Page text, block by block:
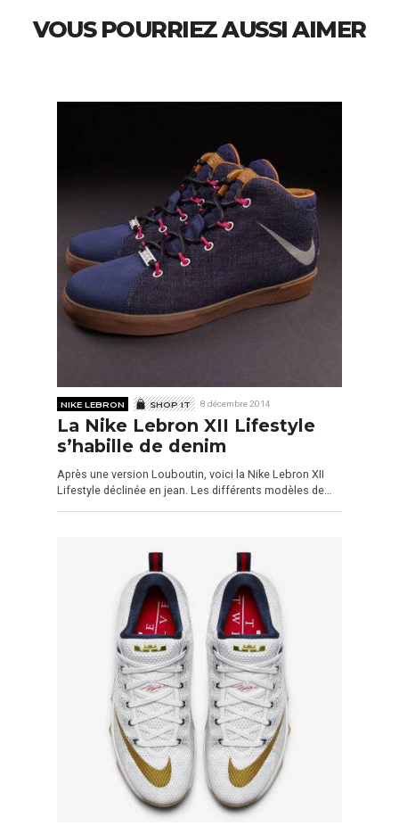
VOUS POURRIEZ AUSSI AIMER
NIKE LEBRON SHOP IT 8 décembre 2014
La Nike Lebron XII Lifestyle
s’habille de denim
Après une version Louboutin, voici la Nike Lebron XII
Lifestyle déclinée en jean. Les différents modèles de…